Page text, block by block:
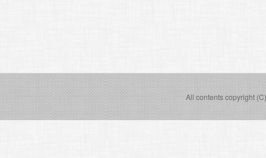
All contents copyright